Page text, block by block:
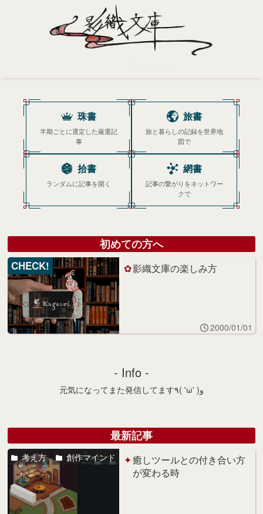
Profile
Portfolio
Support
Contact
珠書
半期ごとに選定した厳選記
事
旅書
旅と暮らしの記録を世界地
図で
拾書
ランダムに記事を開く
網書
記事の繋がりをネットワー
クで
初めての方へ
影織文庫の楽しみ方
2000/01/01
CHECK!
- Info -
元気になってまた発信してます٩( 'ω' )و
最新記事
癒しツールとの付き合い方
が変わる時
考え方 創作マインド